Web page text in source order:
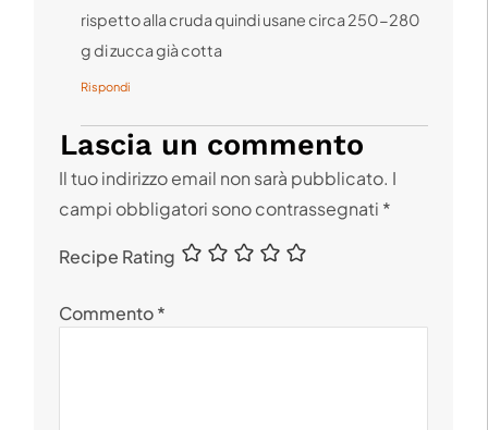
rispetto alla cruda quindi usane circa 250-280
g di zucca già cotta
Rispondi
Lascia un commento
Il tuo indirizzo email non sarà pubblicato. I
campi obbligatori sono contrassegnati *
Recipe Rating
Commento*